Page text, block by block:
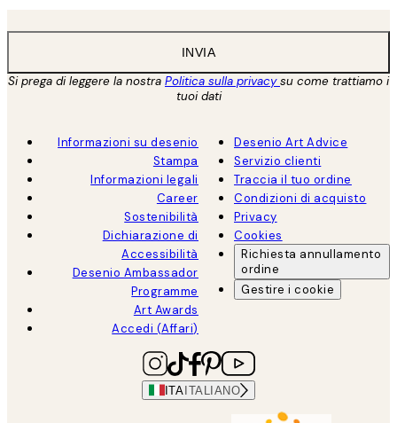
INVIA
Si prega di leggere la nostra Politica sulla privacysu come trattiamo i
tuoi dati
Informazioni su desenio
Stampa
Informazioni legali
Career
Sostenibilità
Dichiarazione di
Accessibilità
Desenio Ambassador
Programme
Art Awards
Accedi (Affari)
Desenio Art Advice
Servizio clienti
Traccia il tuo ordine
Condizioni di acquisto
Privacy
Cookies
Richiesta annullamento
ordine
Gestire i cookie
ITA ITALIANO